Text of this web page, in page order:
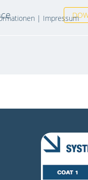
| Impressum